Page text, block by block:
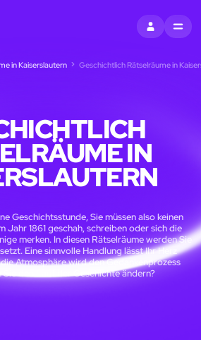
EINTRAGEN
MENU
in Kaiserslautern Geschichtlich Rätselräume in
IN
Geschichtsstunde, Sie müssen also keinen
Jahr 1861 geschah, schreiben oder sich die
merken. In diesen Rätselräume werden Sie
Eine sinnvolle Handlung lässt Ihr Herz
Atmosphäre wird den Gedankenprozess
Sie den Lauf der Geschichte ändern?